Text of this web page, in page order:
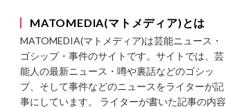
MATOMEDIA(マトメディア)とは
MATOMEDIA(マトメディア)は芸能ニュース・
ゴシップ・事件のサイトです。サイトでは、芸
能人の最新ニュース・噂や裏話などのゴシッ
プ、そして事件などのニュースをライターが記
事にしています。 ライターが書いた記事の内容